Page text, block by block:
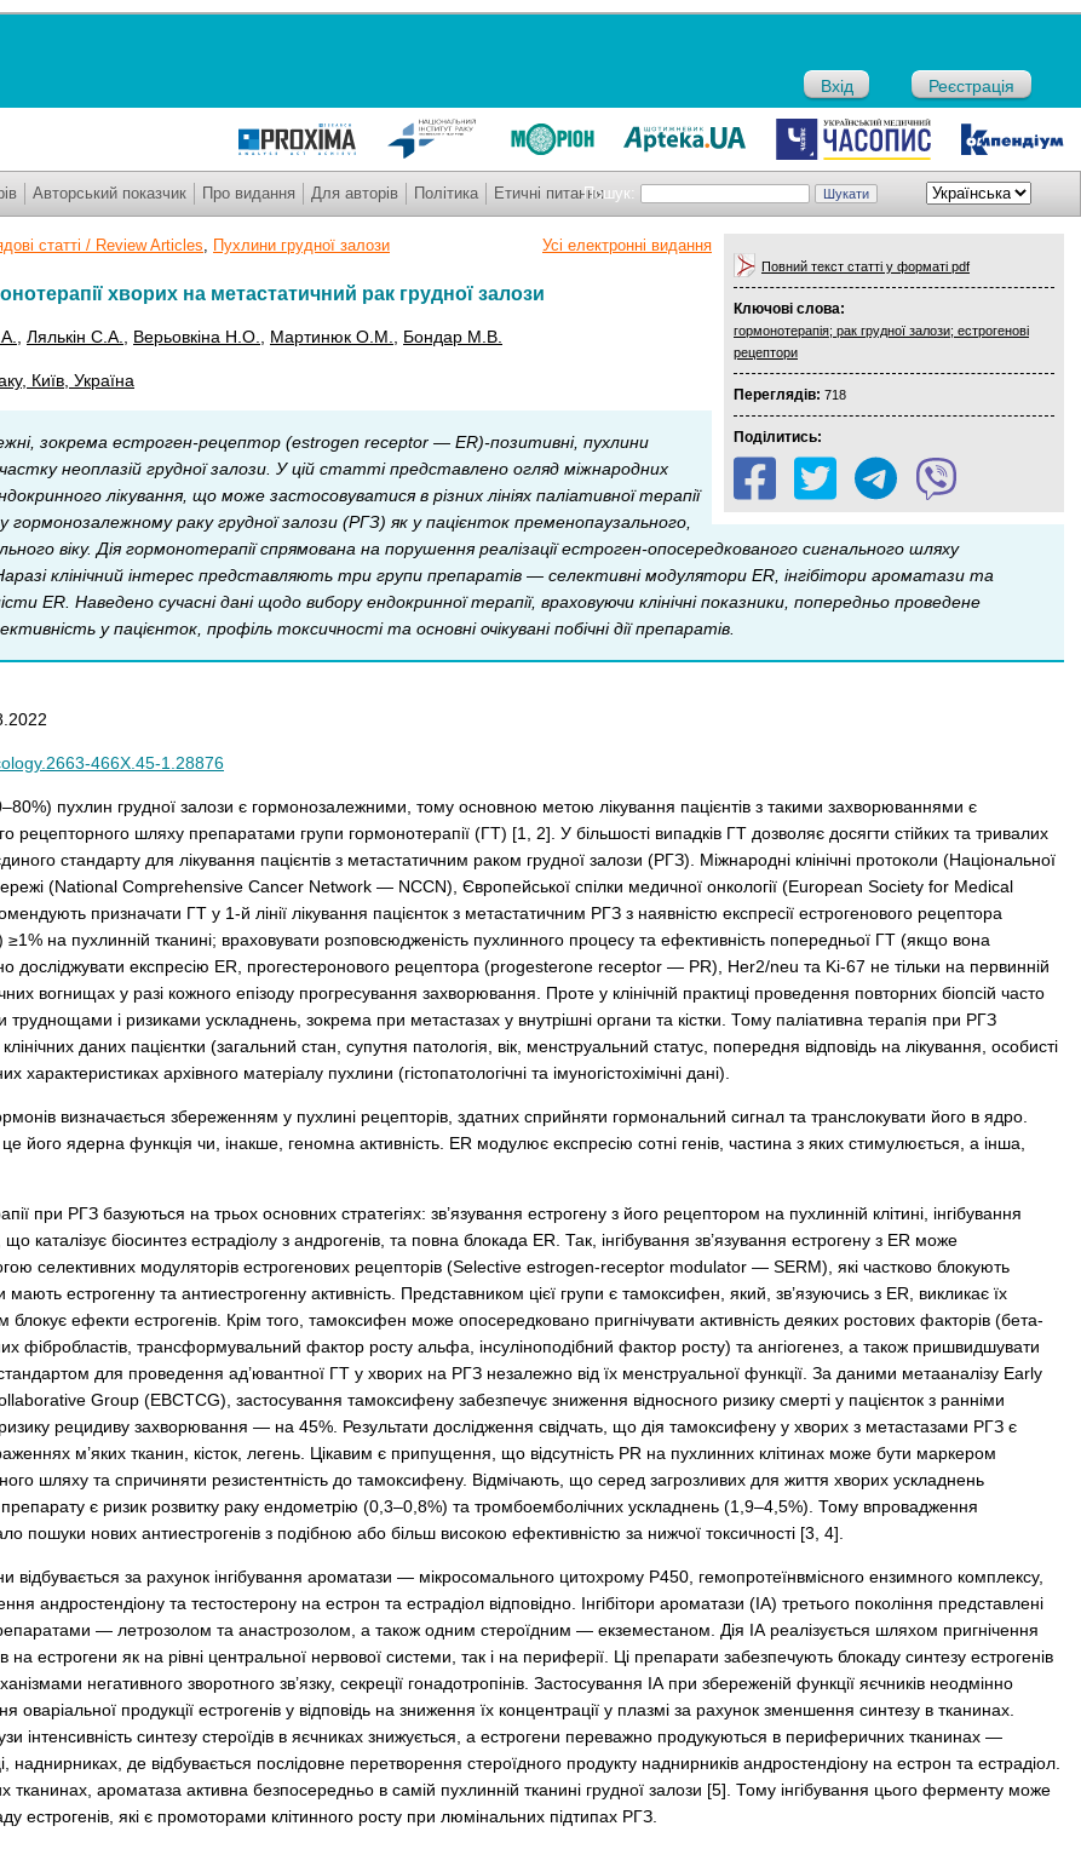
Вхід Реєстрація
Пошук:
Авторський показчик Про видання Для авторів Політика Етичні питання
Повний текст статті у форматі pdf
Ключові слова:
гормонотерапія; рак грудної залози; естрогенові
рецептори
Переглядів: 718
Поділитись:
Усі електронні видання
статті / Review Articles, Пухлини грудної залози
хворих на метастатичний рак грудної залози
Лялькін С.А. Верьовкіна Н.О. Мартинюк О.М. Бондар М.В.
Київ, Україна
зокрема естроген-рецептор (estrogen receptor — ER)-позитивні, пухлини
неоплазій грудної залози. У цій статті представлено огляд міжнародних
лікування, що може застосовуватися в різних лініях паліативної терапії
раку грудної залози (РГЗ) як у пацієнток пременопаузального,
віку. Дія гормонотерапії спрямована на порушення реалізації естроген-опосередкованого сигнального шляху
клінічний інтерес представляють три групи препаратів — селективні модулятори ER, інгібітори ароматази та
ER. Наведено сучасні дані щодо вибору ендокринної терапії, враховуючи клінічні показники, попередньо проведене
у пацієнток, профіль токсичності та основні очікувані побічні дії препаратів.
466X.45-1.28876
пухлин грудної залози є гормонозалежними, тому основною метою лікування пацієнтів з такими захворюваннями є
рецепторного шляху препаратами групи гормонотерапії (ГТ) [1, 2]. У більшості випадків ГТ дозволяє досягти стійких та тривалих
стандарту для лікування пацієнтів з метастатичним раком грудної залози (РГЗ). Міжнародні клінічні протоколи (Національної
(National Comprehensive Cancer Network — NCCN), Європейської спілки медичної онкології (European Society for Medical
призначати ГТ у 1-й лінії лікування пацієнток з метастатичним РГЗ з наявністю експресії естрогенового рецептора
на пухлинній тканині; враховувати розповсюдженість пухлинного процесу та ефективність попередньої ГТ (якщо вона
досліджувати експресію ER, прогестеронового рецептора (progesterone receptor — PR), Her2/neu та Ki-67 не тільки на первинній
вогнищах у разі кожного епізоду прогресування захворювання. Проте у клінічній практиці проведення повторних біопсій часто
труднощами і ризиками ускладнень, зокрема при метастазах у внутрішні органи та кістки. Тому паліативна терапія при РГЗ
даних пацієнтки (загальний стан, супутня патологія, вік, менструальний статус, попередня відповідь на лікування, особисті
характеристиках архівного матеріалу пухлини (гістопатологічні та імуногістохімічні дані).
визначається збереженням у пухлині рецепторів, здатних сприйняти гормональний сигнал та транслокувати його в ядро.
його ядерна функція чи, інакше, геномна активність. ER модулює експресію сотні генів, частина з яких стимулюється, а інша,
при РГЗ базуються на трьох основних стратегіях: зв’язування естрогену з його рецептором на пухлинній клітині, інгібування
біосинтез естрадіолу з андрогенів, та повна блокада ER. Так, інгібування зв’язування естрогену з ER може
селективних модуляторів естрогенових рецепторів (Selective estrogen-receptor modulator — SERM), які частково блокують
мають естрогенну та антиестрогенну активність. Представником цієї групи є тамоксифен, який, зв’язуючись з ER, викликає їх
блокує ефекти естрогенів. Крім того, тамоксифен може опосередковано пригнічувати активність деяких ростових факторів (бета-
фібробластів, трансформувальний фактор росту альфа, інсуліноподібний фактор росту) та ангіогенез, а також пришвидшувати
для проведення ад’ювантної ГТ у хворих на РГЗ незалежно від їх менструальної функції. За даними метааналізу Early
Group (EBCTCG), застосування тамоксифену забезпечує зниження відносного ризику смерті у пацієнток з ранніми
рецидиву захворювання — на 45%. Результати дослідження свідчать, що дія тамоксифену у хворих з метастазами РГЗ є
м’яких тканин, кісток, легень. Цікавим є припущення, що відсутність PR на пухлинних клітинах може бути маркером
шляху та спричиняти резистентність до тамоксифену. Відмічають, що серед загрозливих для життя хворих ускладнень
препарату є ризик розвитку раку ендометрію (0,3–0,8%) та тромбоемболічних ускладнень (1,9–4,5%). Тому впровадження
пошуки нових антиестрогенів з подібною або більш високою ефективністю за нижчої токсичності [3, 4].
відбувається за рахунок інгібування ароматази — мікросомального цитохрому Р450, гемопротеїнвмісного ензимного комплексу,
андростендіону та тестостерону на естрон та естрадіол відповідно. Інгібітори ароматази (ІА) третього покоління представлені
— летрозолом та анастрозолом, а також одним стероїдним — екземестаном. Дія ІА реалізується шляхом пригнічення
на естрогени як на рівні центральної нервової системи, так і на периферії. Ці препарати забезпечують блокаду синтезу естрогенів
негативного зворотного зв’язку, секреції гонадотропінів. Застосування ІА при збереженій функції яєчників неодмінно
оваріальної продукції естрогенів у відповідь на зниження їх концентрації у плазмі за рахунок зменшення синтезу в тканинах.
інтенсивність синтезу стероїдів в яєчниках знижується, а естрогени переважно продукуються в периферичних тканинах —
наднирниках, де відбувається послідовне перетворення стероїдного продукту наднирників андростендіону на естрон та естрадіол.
тканинах, ароматаза активна безпосередньо в самій пухлинній тканині грудної залози [5]. Тому інгібування цього ферменту може
естрогенів, які є промоторами клітинного росту при люмінальних підтипах РГЗ.